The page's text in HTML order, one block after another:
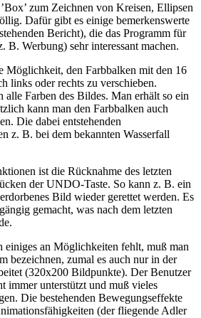
zum Zeichnen von Kreisen, Ellipsen
Dafür gibt es einige bemerkenswerte
Bericht), die das Programm für
B. Werbung) sehr interessant machen.
Möglichkeit, den Farbbalken mit den 16
links oder rechts zu verschieben.
alle Farben des Bildes. Man erhält so ein
kann man den Farbbalken auch
Die dabei entstehenden
z. B. bei dem bekannten Wasserfall
ist die Rücknahme des letzten
der UNDO-Taste. So kann z. B. ein
Bild wieder gerettet werden. Es
gemacht, was nach dem letzten
an Möglichkeiten fehlt, muß man
bezeichnen, zumal es auch nur in der
(320x200 Bildpunkte). Der Benutzer
immer unterstützt und muß vieles
Die bestehenden Bewegungseffekte
(der fliegende Adler